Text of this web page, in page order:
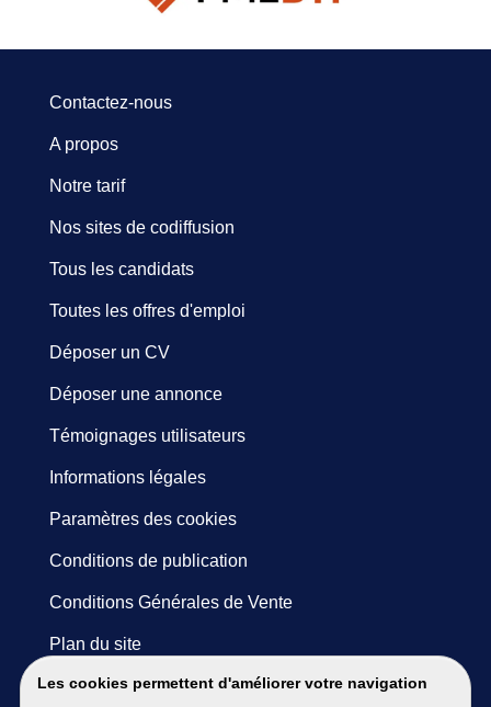
Les cookies permettent d'améliorer votre navigation
Contactez-nous
A propos
Notre tarif
Nos sites de codiffusion
Tous les candidats
Toutes les offres d'emploi
Déposer un CV
Déposer une annonce
Témoignages utilisateurs
Informations légales
Paramètres des cookies
Conditions de publication
Conditions Générales de Vente
Plan du site